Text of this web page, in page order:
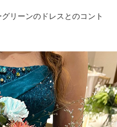
リーンのドレスとのコント